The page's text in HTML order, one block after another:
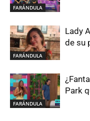
FARÁNDULA
FARÁNDULA
Lady
de su
FARÁNDULA
Park